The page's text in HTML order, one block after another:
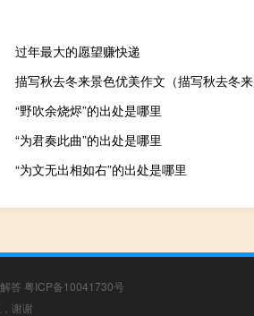
过年最大的愿望赚快递
描写秋去冬来景色优美作文（描写秋去冬来
“野吹余烧烬”的出处是哪里
“为君奏此曲”的出处是哪里
“为文无出相如右”的出处是哪里
答 粤ICP备10041730号
谢谢